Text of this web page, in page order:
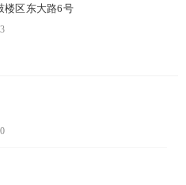
楼区东大路6号